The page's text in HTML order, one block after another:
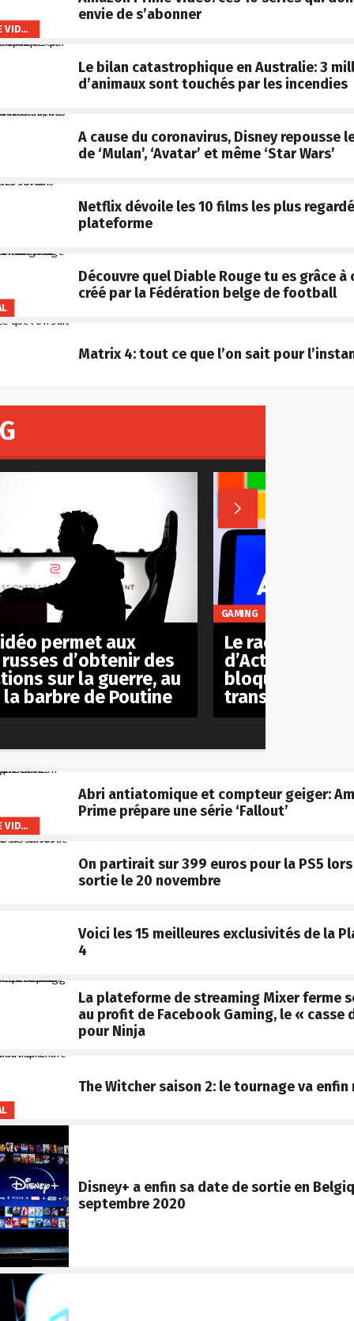
AMAZON PRIME VIDEO
envie de s’abonner
Le bilan catastrophique en Australie: 3
d’animaux sont touchés par les incendies
A cause du coronavirus, Disney repousse
de ‘Mulan’, ‘Avatar’ et même ‘Star Wars’
Netflix dévoile les 10 films les plus
plateforme
Découvre quel Diable Rouge tu es grâce à
créé par la Fédération belge de football
Matrix 4: tout ce que l’on sait pour
AMAZON PRIME VIDEO
Abri antiatomique et compteur geiger:
Prime prépare une série ‘Fallout’
On partirait sur 399 euros pour la PS5
sortie le 20 novembre
Voici les 15 meilleures exclusivités de la
4
La plateforme de streaming Mixer ferme
au profit de Facebook Gaming, le « casse
pour Ninja
The Witcher saison 2: le tournage va enfin
Disney+ a enfin sa date de sortie en
septembre 2020

permet aux
d’obtenir des
sur la guerre, au
la barbre de Poutine
GAMING
Le rachat
d’Activision/
bloqué par le
transaction